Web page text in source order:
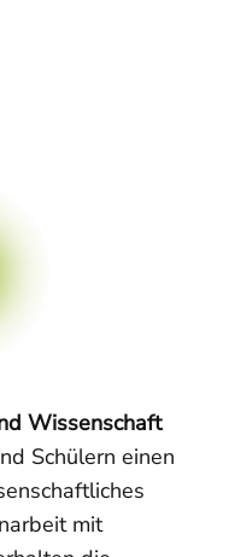
Wissenschaft
Schülern einen
mit